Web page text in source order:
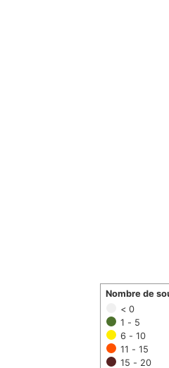
< 0
1 - 5
6 - 10
11 - 15
15 - 20
Nombre de